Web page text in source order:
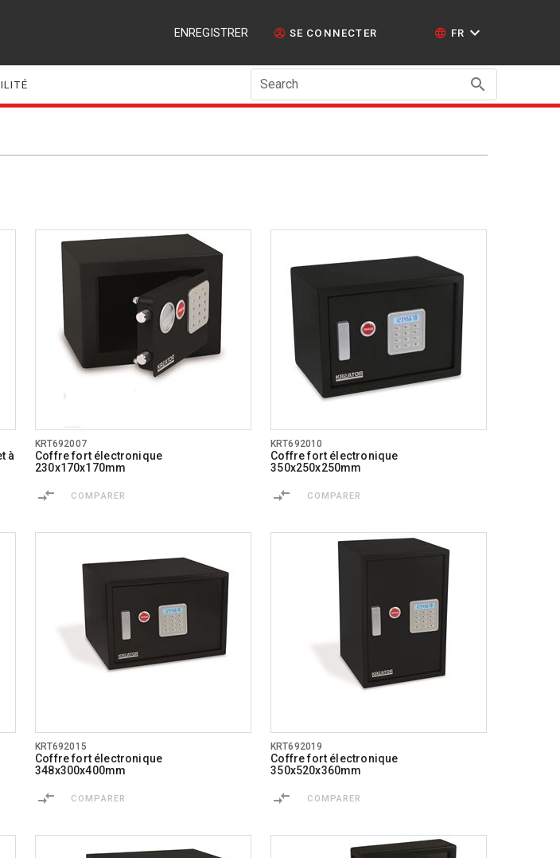
ENREGISTRER SE CONNECTER FR
Search
à
KRT692007
Coffre fort électronique
230x170x170mm
COMPARER
KRT692010
Coffre fort électronique
350x250x250mm
COMPARER
KRT692015
Coffre fort électronique
348x300x400mm
COMPARER
KRT692019
Coffre fort électronique
350x520x360mm
COMPARER